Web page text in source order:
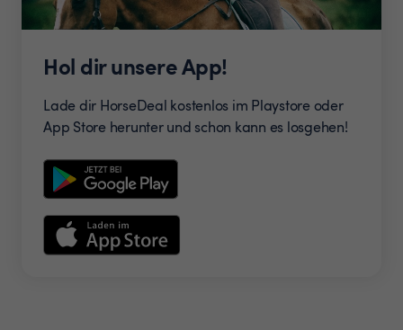
Hol dir unsere App!
Lade dir HorseDeal kostenlos im Playstore oder
App Store herunter und schon kann es losgehen!